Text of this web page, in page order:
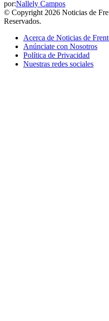
por:Nallely Campos
© Copyright 2026 Noticias de
Reservados.
Acerca de Noticias de
Anúnciate con Nosotros
Política de Privacidad
Nuestras redes sociales